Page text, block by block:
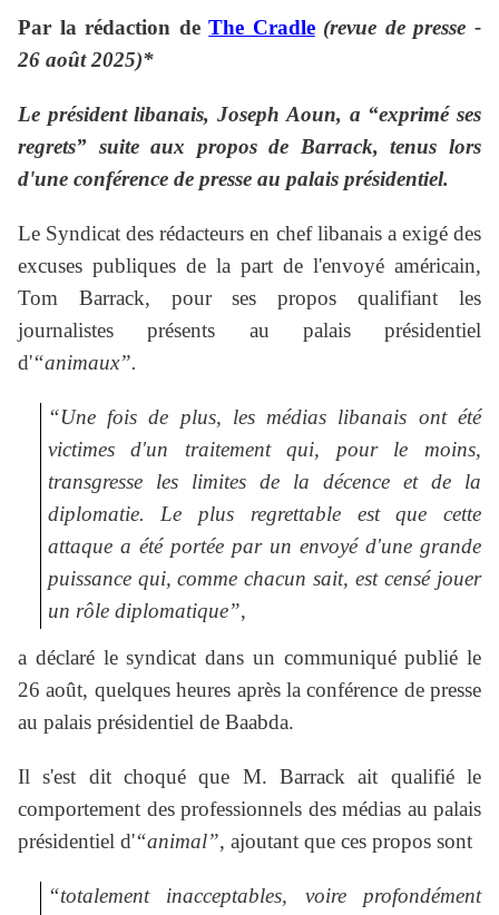
Par la rédaction deThe Cradle (revue de presse -
26 août 2025)*
Le président libanais, Joseph Aoun, a “exprimé ses
regrets” suite aux propos de Barrack, tenus lors
d'une conférence de presse au palais présidentiel.
Le Syndicat des rédacteurs en chef libanais a exigé des
excuses publiques de la part de l'envoyé américain,
Tom Barrack, pour ses propos qualifiant les
journalistes présents au palais présidentiel
d'“animaux”.
“Une fois de plus, les médias libanais ont été
victimes d'un traitement qui, pour le moins,
transgresse les limites de la décence et de la
diplomatie. Le plus regrettable est que cette
attaque a été portée par un envoyé d'une grande
puissance qui, comme chacun sait, est censé jouer
un rôle diplomatique”,
a déclaré le syndicat dans un communiqué publié le
26 août, quelques heures après la conférence de presse
au palais présidentiel de Baabda.
Il s'est dit choqué que M. Barrack ait qualifié le
comportement des professionnels des médias au palais
présidentiel d'“animal”, ajoutant que ces propos sont
“totalement inacceptables, voire profondément